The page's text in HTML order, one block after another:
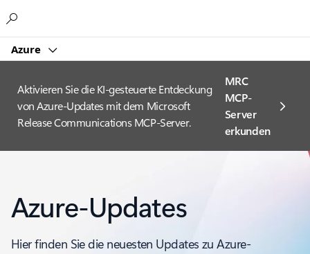
Azure
Aktivieren Sie die KI-gesteuerte Entdeckung
von Azure-Updates mit dem Microsoft
Release Communications MCP-Server.
MRC
MCP-
Server
erkunden
Azure-Updates
Hier finden Sie die neuesten Updates zu Azure-